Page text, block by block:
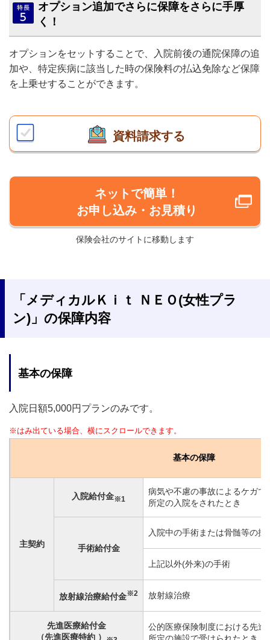
オプション追加でさらに保障をさらに手厚
く！
オプションをセットすることで、入院前後の通院保障の追
加や、特定疾病に該当した時の保険料の払込免除など保障
を上乗せすることができます。
資料請求する
ネットで簡単！
お申し込み・お見積り
保険会社のサイトに移動します
「メディカルＫｉｔ ＮＥＯ(女性プラ
ン)」の保障内容
基本の保障
入院日額5,000円プランのみです。
※はみ出ている場合、横にスクロールできます。
基本の保障
主契約
入院給付金※1
病気や不慮の事故によるケガで
所定の入院をされたとき
手術給付金
入院中の手術または骨髄等の採
上記以外(外来)の手術
放射線治療給付金※2 放射線治療
先進医療給付金
（先進医療特約 ）
公的医療保険制度における先進